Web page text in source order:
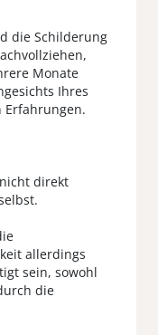
die Schilderung
Monate
Ihres
Erfahrungen.
direkt
allerdings
sein, sowohl
die